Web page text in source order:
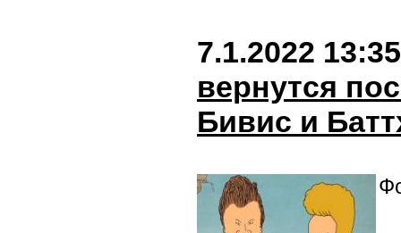
7.1.2022 13:35
вернутся
Бивис и